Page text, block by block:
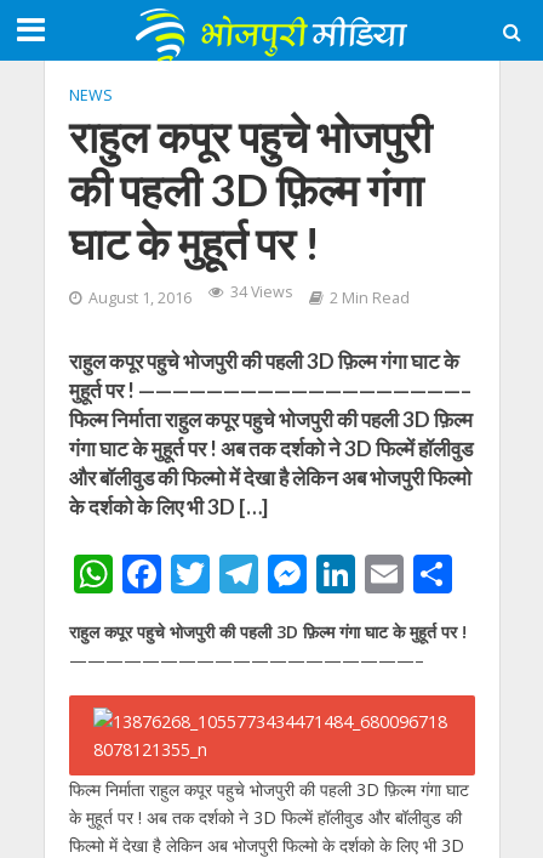
NEWS
राहुल कपूर पहुचे भोजपुरी
की पहली 3D फ़िल्म गंगा
घाट के मुहूर्त पर !
August 1, 2016 34 Views 2 Min Read
राहुल कपूर पहुचे भोजपुरी की पहली 3D फ़िल्म गंगा घाट के
मुहूर्त पर ! ———————————————————–
फिल्म निर्माता राहुल कपूर पहुचे भोजपुरी की पहली 3D फ़िल्म
गंगा घाट के मुहूर्त पर ! अब तक दर्शको ने 3D फिल्में हॉलीवुड
और बॉलीवुड की फिल्मो में देखा है लेकिन अब भोजपुरी फिल्मो
के दर्शको के लिए भी 3D […]
W
h
at
s
A
p
p
F
ac
e
b
o
o
k
T
w
itt
er
T
el
e
gr
a
m
M
e
ss
e
n
g
er
Li
n
k
e
dI
n
E
m
ai
l
S
h
ar
e
राहुल कपूर पहुचे भोजपुरी की पहली 3D फ़िल्मगंगा घाटके मुहूर्त पर !
———————————————————–
फिल्म निर्माता राहुल कपूर पहुचे भोजपुरी की पहली 3D फ़िल्मगंगा घाट
के मुहूर्त पर ! अब तक दर्शको ने 3D फिल्में हॉलीवुड और बॉलीवुड की
फिल्मो में देखा है लेकिन अब भोजपुरी फिल्मो के दर्शको के लिए भी 3D